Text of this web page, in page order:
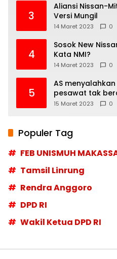
3
Aliansi Nissan-
Versi Mungil
14 Maret 2023 0
4
Sosok New
Kata NMI?
14 Maret 2023 0
5
AS
pesawat tak
Moskow
15 Maret 2023 0
Populer Tag
FEB UNISMUH
Tamsil Linrung
Rendra Anggoro
DPD RI
Wakil Ketua DPD RI